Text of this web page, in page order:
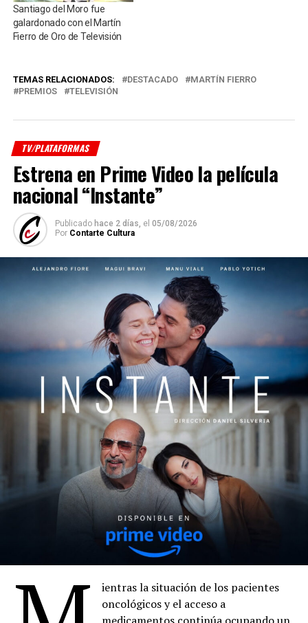
Santiago del Moro fue
galardonado con el Martín
Fierro de Oro de Televisión
TEMAS RELACIONADOS: DESTACADO
MARTÍN FIERRO
PREMIOS
TELEVISIÓN
TV/PLATAFORMAS
Estrena en Prime Video la película
nacional “Instante”
Publicado hace 2 días, el 05/08/2026
Por Contarte Cultura
ientras la situación de los pacientes
oncológicos y el acceso a